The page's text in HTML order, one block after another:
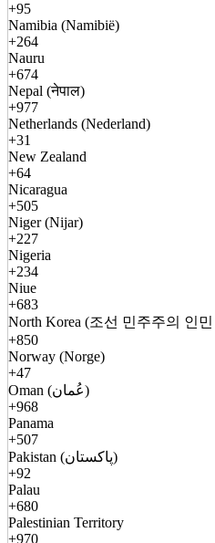
+95
Namibia (Namibië)
+264
Nauru
+674
Nepal (नेपाल)
+977
Netherlands (Nederland)
+31
New Zealand
+64
Nicaragua
+505
Niger (Nijar)
+227
Nigeria
+234
Niue
+683
North Korea (조선 민주주의 인
+850
Norway (Norge)
+47
Oman (عُمان)
+968
Panama
+507
Pakistan (پاکستان)
+92
Palau
+680
Palestinian Territory
+970